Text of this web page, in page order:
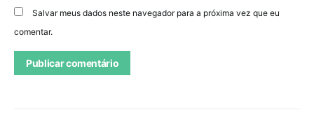
Salvar meus dados neste navegador para a próxima vez que eu
comentar.